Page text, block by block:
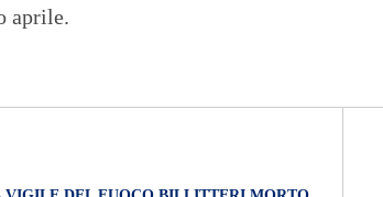
E
aprile.